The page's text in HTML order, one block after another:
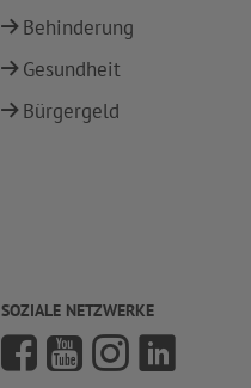
Behinderung
Gesundheit
Bürgergeld
SOZIALE NETZWERKE